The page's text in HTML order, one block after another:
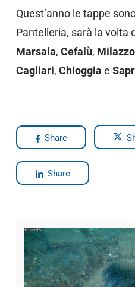
Quest’anno le tappe
Pantelleria, sarà la volta
Marsala, Cefalù, Milazzo
Cagliari, Chioggia e
Share
Share